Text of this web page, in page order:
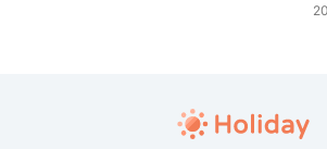
ット・デメリットも整理しています。 いつ行く